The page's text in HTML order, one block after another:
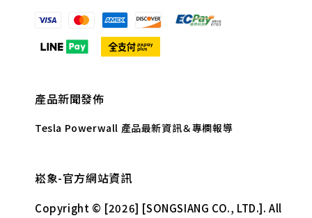
產品新聞發佈
Tesla Powerwall 產品最新資訊＆專欄報導
崧象-官方網站資訊
Copyright © [2026] [SONGSIANG CO., LTD.]. All